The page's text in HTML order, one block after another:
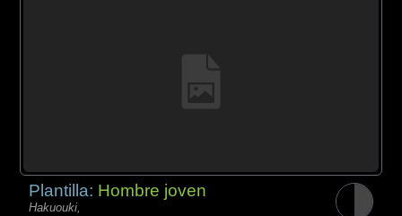
Plantilla: Hombre joven
Hakuouki,